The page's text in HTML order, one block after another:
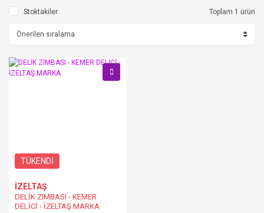
Stoktakiler Toplam 1 ürün
TÜKENDİ
İZELTAŞ
DELİK ZIMBASI - KEMER
DELİCİ - İZELTAŞ MARKA